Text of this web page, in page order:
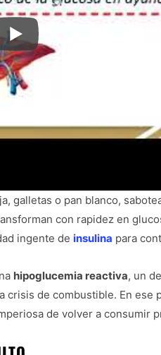
galletas o pan blanco,
con rapidez en
ingente de insulina para
hipoglucemia reactiva, un
de combustible. En ese
de volver a consumir